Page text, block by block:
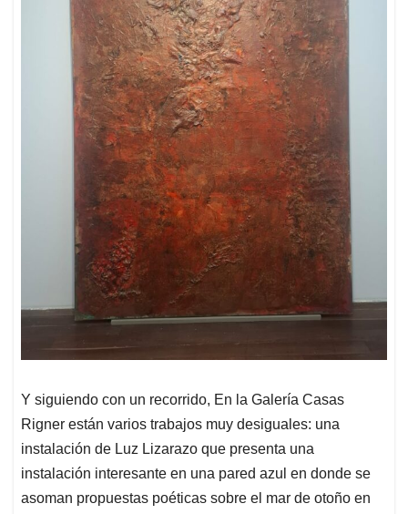
Y siguiendo con un recorrido, En la Galería Casas
Rigner están varios trabajos muy desiguales: una
instalación de Luz Lizarazo que presenta una
instalación interesante en una pared azul en donde se
asoman propuestas poéticas sobre el mar de otoño en